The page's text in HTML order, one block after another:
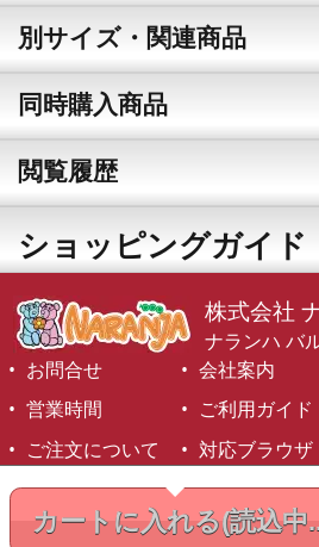
カートに入れる(読込中
別サイズ・関連商品
同時購入商品
閲覧履歴
ショッピングガイド
株式会社
ナランハ バ
お問合せ
会社案内
営業時間
ご利用ガイド
ご注文について
対応ブラウザ
©1999-2026 NARANJA Inc.